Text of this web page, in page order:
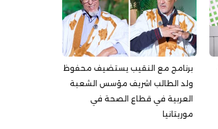
برنامج مع النقيب يستضيف محفوظ
ولد الطالب اشريف مؤسس الشعبة
العربية في قطاع الصحة في
موريتانيا